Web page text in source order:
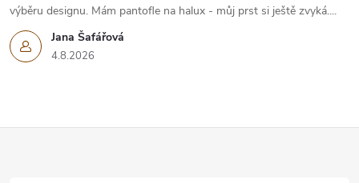
Jana Šafářová
4.8.2026
výběru designu. Mám pantofle na halux - můj prst si ještě zvyká....